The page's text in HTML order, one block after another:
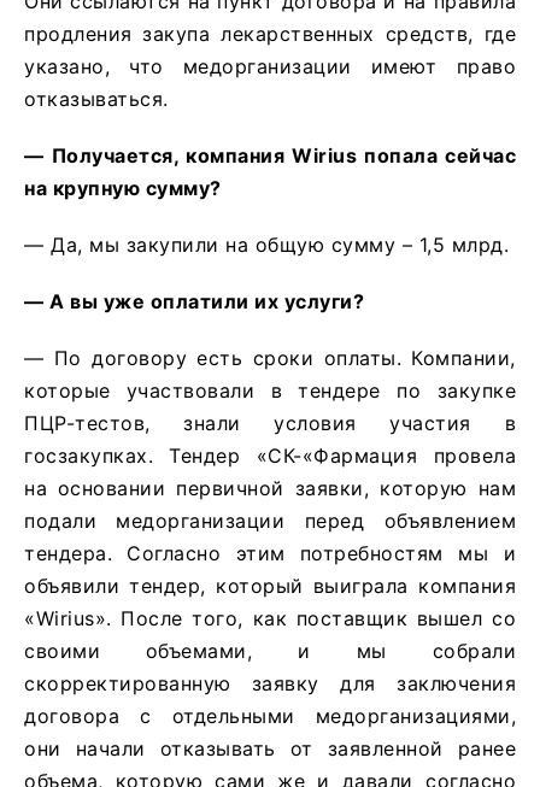
продления закупа лекарственных средств, где
указано, что медорганизации имеют право
отказываться.
— Получается, компания Wirius попала сейчас
на крупную сумму?
— Да, мы закупили на общую сумму – 1,5 млрд.
— А вы уже оплатили их услуги?
— По договору есть сроки оплаты. Компании,
которые участвовали в тендере по закупке
ПЦР-тестов, знали условия участия в
госзакупках. Тендер «СК-«Фармация провела
на основании первичной заявки, которую нам
подали медорганизации перед объявлением
тендера. Согласно этим потребностям мы и
объявили тендер, который выиграла компания
«Wirius». После того, как поставщик вышел со
своими объемами, и мы собрали
скорректированную заявку для заключения
договора с отдельными медорганизациями,
они начали отказывать от заявленной ранее
объема, которую сами же и давали согласно